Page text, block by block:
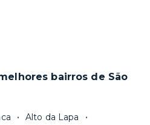
bairros de São
Alto da Lapa